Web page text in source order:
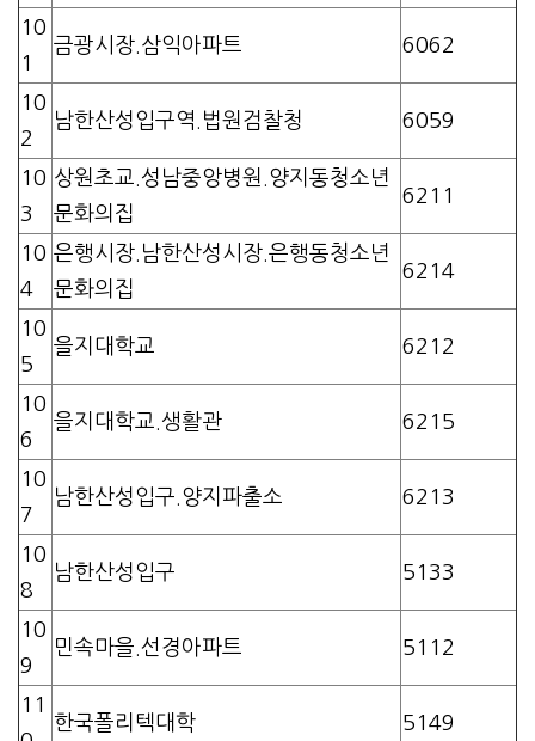
10
1
금광시장.삼익아파트 6062
10
2
남한산성입구역.법원검찰청 6059
10
3
상원초교.성남중앙병원.양지동청소년
문화의집
6211
10
4
은행시장.남한산성시장.은행동청소년
문화의집
6214
10
5
을지대학교 6212
10
6
을지대학교.생활관 6215
10
7
남한산성입구.양지파출소 6213
10
8
남한산성입구 5133
10
9
민속마을.선경아파트 5112
11
한국폴리텍대학 5149